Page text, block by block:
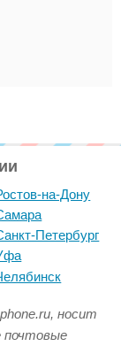
на-Дону
Петербург
носит
почтовые